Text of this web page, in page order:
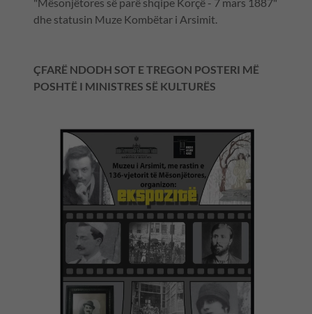
"Mësonjëtores së parë shqipe Korçë - 7 mars 1887"
dhe statusin Muze Kombëtar i Arsimit.
ÇFARË NDODH SOT E TREGON POSTERI MË
POSHTË I MINISTRES SË KULTURËS